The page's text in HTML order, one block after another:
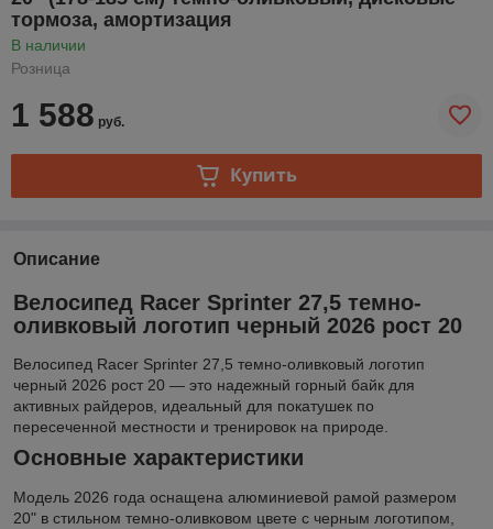
тормоза, амортизация
В наличии
Розница
1 588 руб.
Купить
Описание
Велосипед Racer Sprinter 27,5 темно-
оливковый логотип черный 2026 рост 20
Велосипед Racer Sprinter 27,5 темно-оливковый логотип
черный 2026 рост 20 — это надежный горный байк для
активных райдеров, идеальный для покатушек по
пересеченной местности и тренировок на природе.
Основные характеристики
Модель 2026 года оснащена алюминиевой рамой размером
20" в стильном темно-оливковом цвете с черным логотипом,